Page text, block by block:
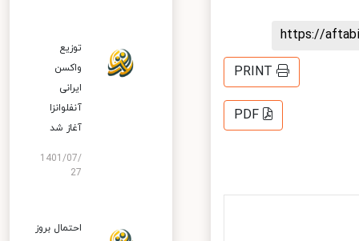
https://
PRINT
PDF
توزیع
واکسن
ایرانی
آنفلوانزا
آغاز شد
1401/07/
27
احتمال بروز